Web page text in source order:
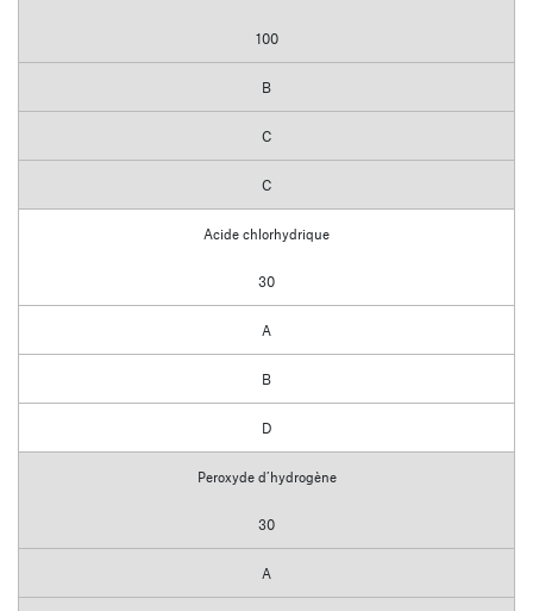
100
B
C
C
Acide chlorhydrique
30
A
B
D
Peroxyde d’hydrogène
30
A